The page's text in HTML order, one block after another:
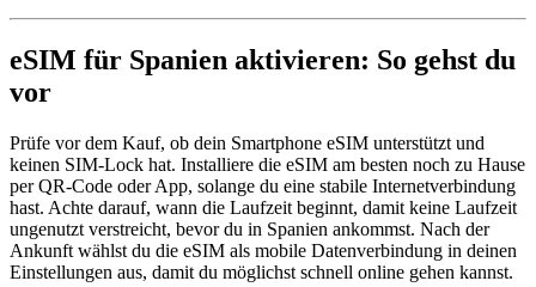
eSIM für Spanien aktivieren: So gehst du
vor
Prüfe vor dem Kauf, ob dein Smartphone eSIM unterstützt und
keinen SIM-Lock hat. Installiere die eSIM am besten noch zu Hause
per QR-Code oder App, solange du eine stabile Internetverbindung
hast. Achte darauf, wann die Laufzeit beginnt, damit keine Laufzeit
ungenutzt verstreicht, bevor du in Spanien ankommst. Nach der
Ankunft wählst du die eSIM als mobile Datenverbindung in deinen
Einstellungen aus, damit du möglichst schnell online gehen kannst.